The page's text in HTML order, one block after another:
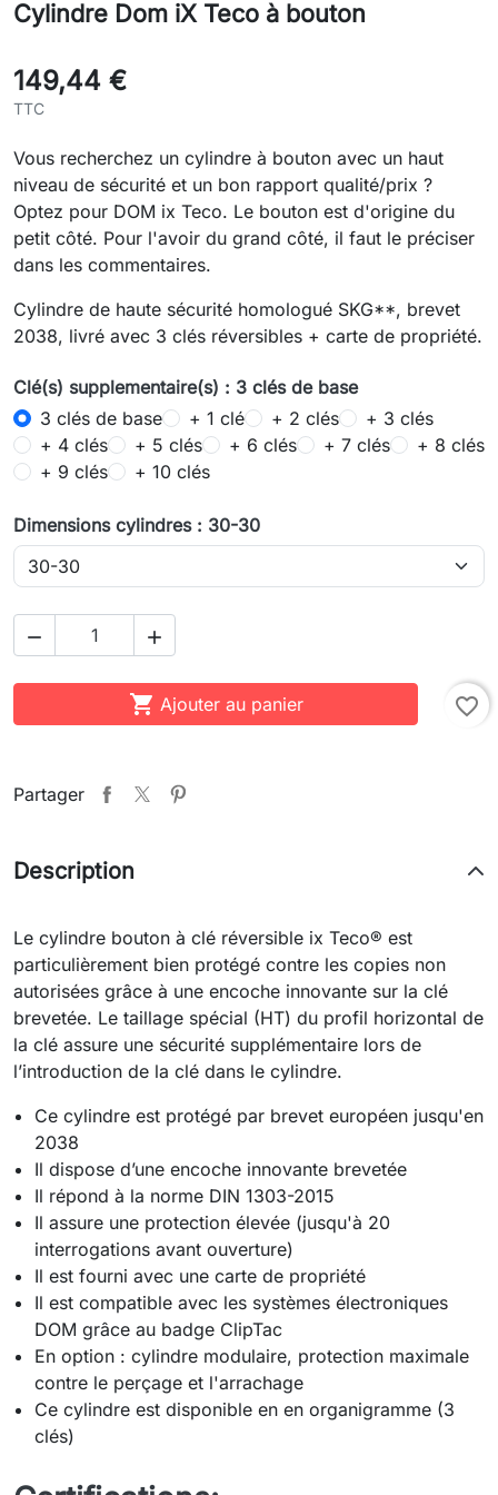
Cylindre Dom iX Teco à bouton
149,44 €
TTC
Vous recherchez un cylindre à bouton avec un haut
niveau de sécurité et un bon rapport qualité/prix ?
Optez pour DOM ix Teco. Le bouton est d'origine du
petit côté. Pour l'avoir du grand côté, il faut le préciser
dans les commentaires.
Cylindre de haute sécurité homologué SKG**, brevet
2038, livré avec 3 clés réversibles + carte de propriété.
Clé(s) supplementaire(s) : 3 clés de base
3 clés de base
+ 1 clé + 2 clés
+ 3 clés
+ 4 clés
+ 5 clés + 6 clés + 7 clés
+ 8 clés
+ 9 clés
+ 10 clés
Dimensions cylindres : 30-30
 
 Ajouter au panier favorite_border
Partager
Description
Le cylindre bouton à clé réversible ix Teco® est
particulièrement bien protégé contre les copies non
autorisées grâce à une encoche innovante sur la clé
brevetée. Le taillage spécial (HT) du profil horizontal de
la clé assure une sécurité supplémentaire lors de
l’introduction de la clé dans le cylindre.
Ce cylindre est protégé par brevet européen jusqu'en
2038
Il dispose d’une encoche innovante brevetée
Il répond à la norme DIN 1303-2015
Il assure une protection élevée (jusqu'à 20
interrogations avant ouverture)
Il est fourni avec une carte de propriété
Il est compatible avec les systèmes électroniques
DOM grâce au badge ClipTac
En option : cylindre modulaire, protection maximale
contre le perçage et l'arrachage
Ce cylindre est disponible en en organigramme (3
clés)